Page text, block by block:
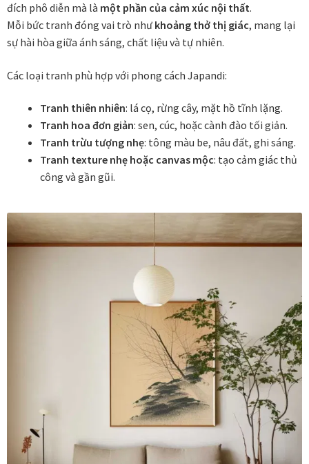
Catalogue
Catalogue Bộ Sưu Tập Mã Vương
Dây treo Tết Bính Ngọ 2026
Đóng khung tranh theo yêu cầu
Đóng khung ảnh
Đóng khung áo đấu – áo thun
Đóng khung tranh canvas – tranh sơn dầu
Đóng khung tranh đính đá
Đóng khung tranh kính cho tranh ảnh, giấy mỹ thuật,
Đóng khung tranh sơn mài
đích phô diễn mà là một phần của cảm xúc nội thất.
Mỗi bức tranh đóng vai trò như khoảng thở thị giác, mang lại
sự hài hòa giữa ánh sáng, chất liệu và tự nhiên.
Các loại tranh phù hợp với phong cách Japandi:
Tranh thiên nhiên: lá cọ, rừng cây, mặt hồ tĩnh lặng.
Tranh hoa đơn giản: sen, cúc, hoặc cành đào tối giản.
Tranh trừu tượng nhẹ: tông màu be, nâu đất, ghi sáng.
Tranh texture nhẹ hoặc canvas mộc: tạo cảm giác thủ
công và gần gũi.